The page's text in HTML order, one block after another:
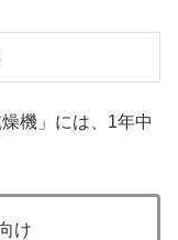
機」には、1年中
け